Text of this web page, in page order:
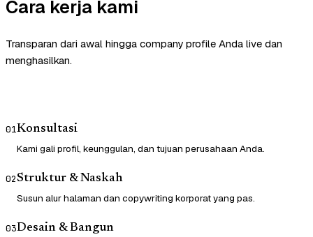
Cara kerja kami
Transparan dari awal hingga company profile Anda live dan
menghasilkan.
01Konsultasi
Kami gali profil, keunggulan, dan tujuan perusahaan Anda.
02Struktur & Naskah
Susun alur halaman dan copywriting korporat yang pas.
03Desain & Bangun